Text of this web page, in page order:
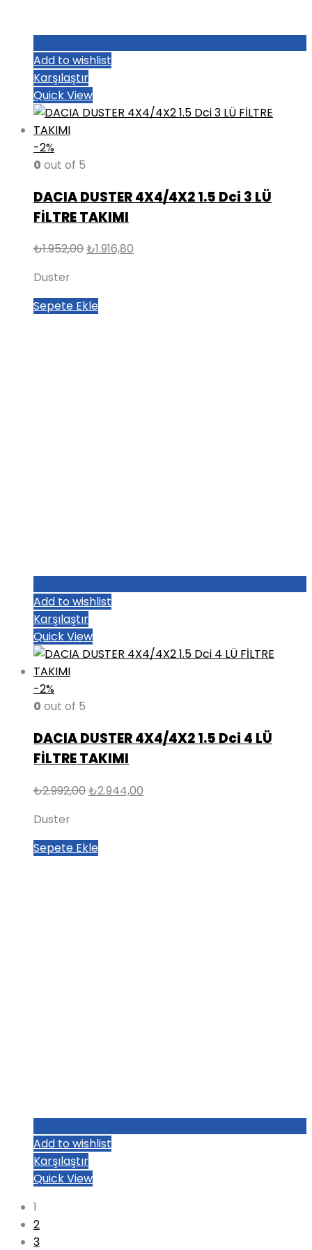
Add to wishlist
Karşılaştır
Quick View
-2%
0 out of 5
DACIA DUSTER 4X4/4X2 1.5 Dci 3 LÜ
FİLTRE TAKIMI
₺1.952,00Orijinal
₺1.916,80
Duster
Sepete Ekle
Add to wishlist
Karşılaştır
Quick View
-2%
0 out of 5
DACIA DUSTER 4X4/4X2 1.5 Dci 4 LÜ
FİLTRE TAKIMI
₺2.992,00Orijinal
₺2.944,00
Duster
Sepete Ekle
Add to wishlist
Karşılaştır
Quick View
1
2
3